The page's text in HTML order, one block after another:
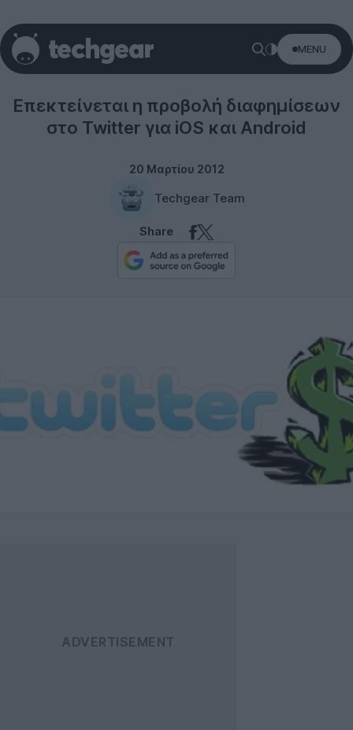
MENU
Επεκτείνεται η προβολή διαφημίσεων
στο Twitter για iOS και Android
20 Μαρτίου 2012
Techgear Team
Share